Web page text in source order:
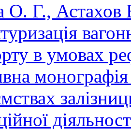
О. Г.,
в умовах